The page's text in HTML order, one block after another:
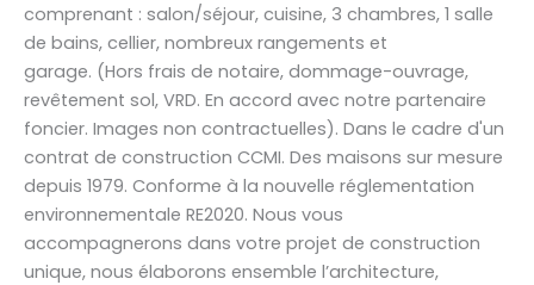
comprenant : salon/séjour, cuisine, 3 chambres, 1 salle
de bains, cellier, nombreux rangements et
garage. (Hors frais de notaire, dommage-ouvrage,
revêtement sol, VRD. En accord avec notre partenaire
foncier. Images non contractuelles). Dans le cadre d'un
contrat de construction CCMI. Des maisons sur mesure
depuis 1979. Conforme à la nouvelle réglementation
environnementale RE2020. Nous vous
accompagnerons dans votre projet de construction
unique, nous élaborons ensemble l’architecture,